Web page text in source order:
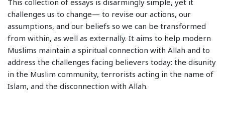
challenges us to change— to revise our actions, our
assumptions, and our beliefs so we can be transformed
from within, as well as externally. It aims to help modern
Muslims maintain a spiritual connection with Allah and to
address the challenges facing believers today: the disunity
in the Muslim community, terrorists acting in the name of
Islam, and the disconnection with Allah.